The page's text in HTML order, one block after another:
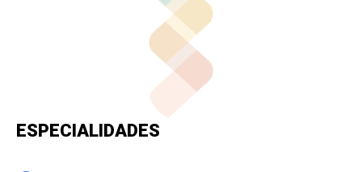
ESPECIALIDADES